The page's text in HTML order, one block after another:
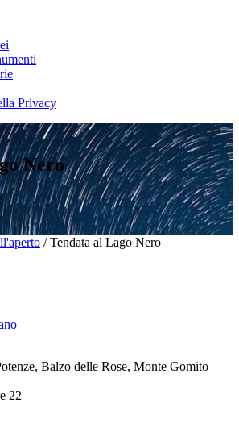
Privacy
Nero
/Tendata al Lago Nero
Balzo delle Rose, Monte Gomito
22